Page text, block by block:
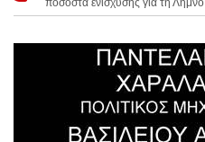
ποσοστά ενίσχυσης για τη Λήμνο